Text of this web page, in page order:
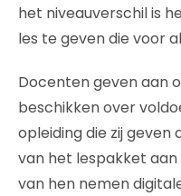
het niveauverschil is
les te geven die voor
Docenten geven aan
beschikken over
opleiding die zij geven
van het lespakket aan
van hen nemen